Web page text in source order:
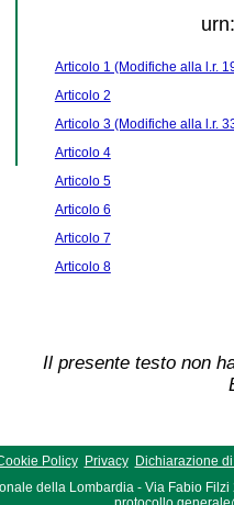
Articolo 1 (Modifiche alla l.r.
Articolo 2
Articolo 3 (Modifiche alla l.r.
Articolo 4
Articolo 5
Articolo 6
Articolo 7
Articolo 8
Il presente testo non
Policy Privacy
Dichiarazione
della Lombardia - Via Fabio Filzi